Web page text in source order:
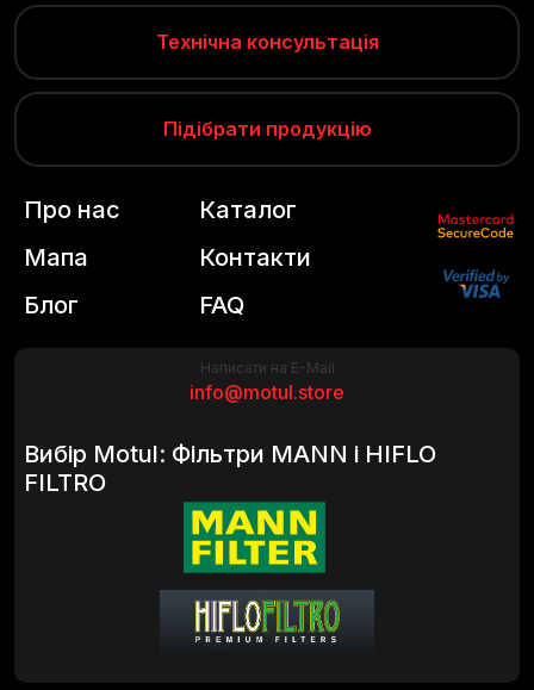
Технічна консультація
Підібрати продукцію
Написати на E-Mail
info@motul.store
Вибір Motul: Фільтри MANN і HIFLO
FILTRO
Про нас
Мапа
Блог
Каталог
Контакти
FAQ